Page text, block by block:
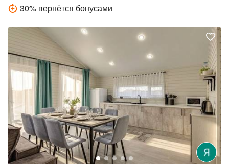
30% вернётся бонусами